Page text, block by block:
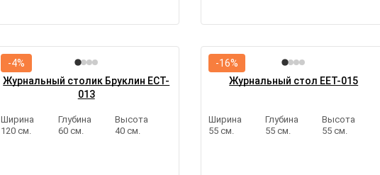
Журнальный столик Бруклин ECT-
013
Ширина
120 см.
Глубина
60 см.
Высота
40 см.
-4%
Журнальный стол EET-015
Ширина
55 см.
Глубина
55 см.
Высота
55 см.
-16%